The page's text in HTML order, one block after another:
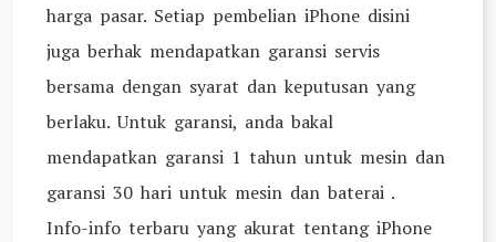
harga pasar. Setiap pembelian iPhone disini
juga berhak mendapatkan garansi servis
bersama dengan syarat dan keputusan yang
berlaku. Untuk garansi, anda bakal
mendapatkan garansi 1 tahun untuk mesin dan
garansi 30 hari untuk mesin dan baterai .
Info-info terbaru yang akurat tentang iPhone